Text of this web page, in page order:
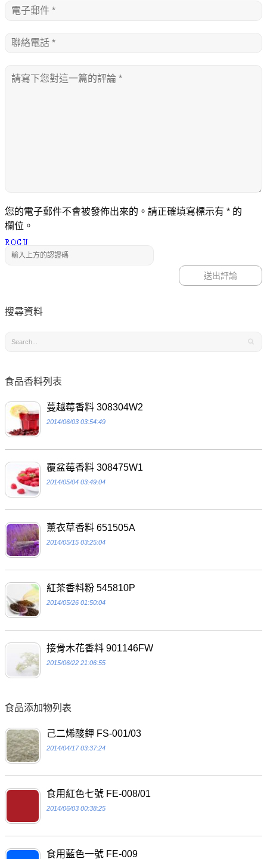
您的電子郵件不會被發佈出來的。請正確填寫標示有 * 的
欄位。
搜尋資料
食品香料列表
蔓越莓香料 308304W2
2014/06/03 03:54:49
覆盆莓香料 308475W1
2014/05/04 03:49:04
薰衣草香料 651505A
2014/05/15 03:25:04
紅茶香料粉 545810P
2014/05/26 01:50:04
接骨木花香料 901146FW
2015/06/22 21:06:55
食品添加物列表
己二烯酸鉀 FS-001/03
2014/04/17 03:37:24
食用紅色七號 FE-008/01
2014/06/03 00:38:25
食用藍色一號 FE-009